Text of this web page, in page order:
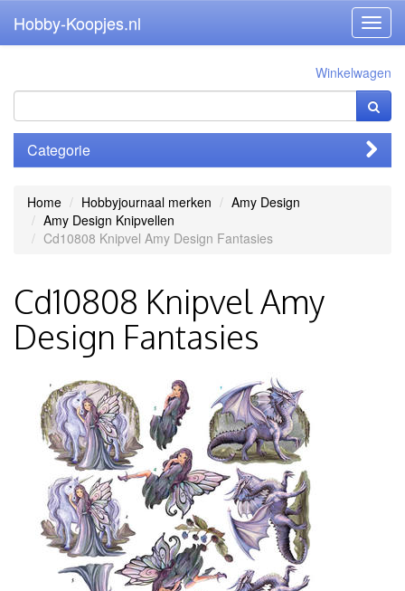
Hobby-Koopjes.nl
Winkelwagen
Categorie
Home Hobbyjournaal merken
Amy Design
Amy Design Knipvellen
Cd10808 Knipvel Amy Design Fantasies
Cd10808 Knipvel Amy
Design Fantasies